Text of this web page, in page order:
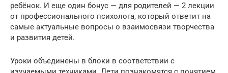
ребёнок. И еще один бонус — для родителей — 2 лекции
от профессионального психолога, который ответит на
самые актуальные вопросы о взаимосвязи творчества
и развития детей.
Уроки объединены в блоки в соответствии с